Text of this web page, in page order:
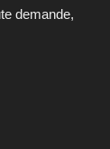
demande,